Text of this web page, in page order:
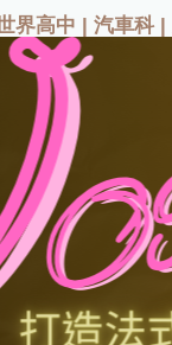
界高中 | 汽車科|